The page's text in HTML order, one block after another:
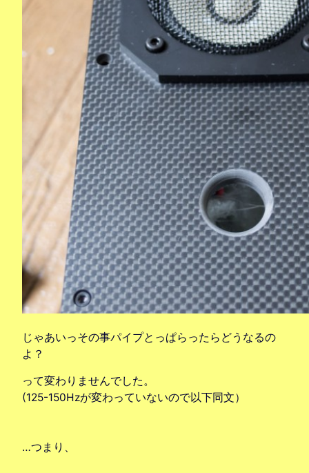
じゃあいっその事パイプとっぱらったらどうなるの
よ？
って変わりませんでした。
(125-150Hzが変わっていないので以下同文）
…つまり、